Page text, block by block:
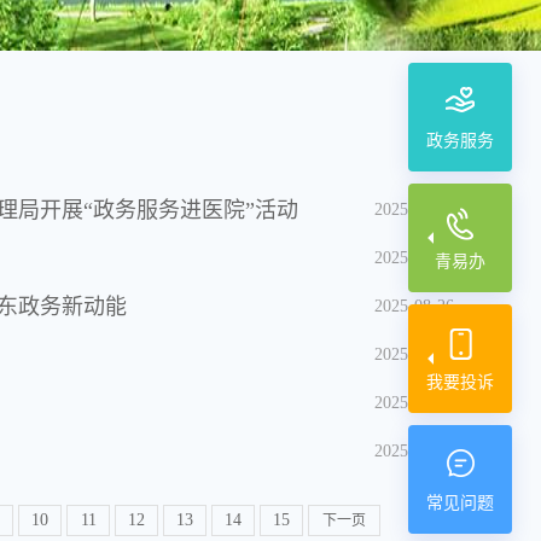
政务服务
青易办
我要投诉
常见问题
开展“政务服务进医院”活动 2025-09-09
2025-09-02
政务新动能 2025-08-26
2025-08-18
2025-08-12
2025-08-08
10 11 12 13 14 15 下一页